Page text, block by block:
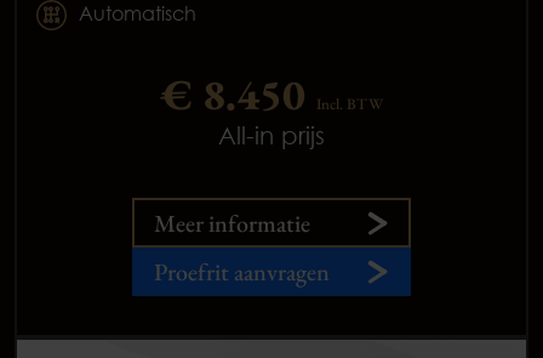
Automatisch
€ 8.450 Incl. BTW
All-in prijs
Meer informatie
Proefrit aanvragen